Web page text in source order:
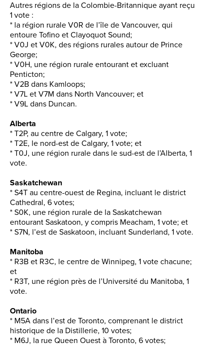
Autres régions de la Colombie-Britannique ayant reçu
1 vote :
* la région rurale V0R de l’île de Vancouver, qui
entoure Tofino et Clayoquot Sound;
* V0J et V0K, des régions rurales autour de Prince
George;
* V0H, une région rurale entourant et excluant
Penticton;
* V2B dans Kamloops;
* V7L et V7M dans North Vancouver; et
* V9L dans Duncan.
Alberta
* T2P, au centre de Calgary, 1 vote;
* T2E, le nord-est de Calgary, 1 vote; et
* T0J, une région rurale dans le sud-est de l’Alberta, 1
vote.
Saskatchewan
* S4T au centre-ouest de Regina, incluant le district
Cathedral, 6 votes;
* S0K, une région rurale de la Saskatchewan
entourant Saskatoon, y compris Meacham, 1 vote; et
* S7N, l’est de Saskatoon, incluant Sunderland, 1 vote.
Manitoba
* R3B et R3C, le centre de Winnipeg, 1 vote chacune;
et
* R3T, une région près de l’Université du Manitoba, 1
vote.
Ontario
* M5A dans l’est de Toronto, comprenant le district
historique de la Distillerie, 10 votes;
* M6J, la rue Queen Ouest à Toronto, 6 votes;